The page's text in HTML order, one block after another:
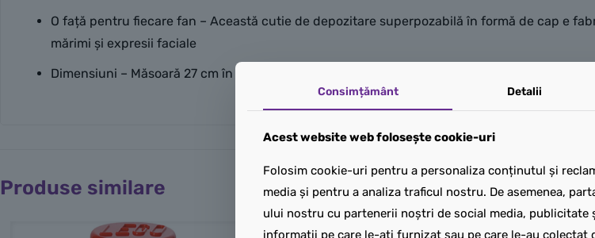
O față pentru fiecare fan – Această cutie de depozitare superpozabilă în formă de cap e
mărimi și expresii faciale
Dimensiuni – Măsoară 27 cm în lungime și 24 cm în lățime
Produse similare
Consimțământ Detalii
Acest website web folosește cookie-uri
Folosim cookie-uri pentru a personaliza conținutul și
media și pentru a analiza traficul nostru. De asemenea,
ului nostru cu partenerii noștri de social media, publicitate
informații pe care le-ați furnizat sau pe care le-au colectat